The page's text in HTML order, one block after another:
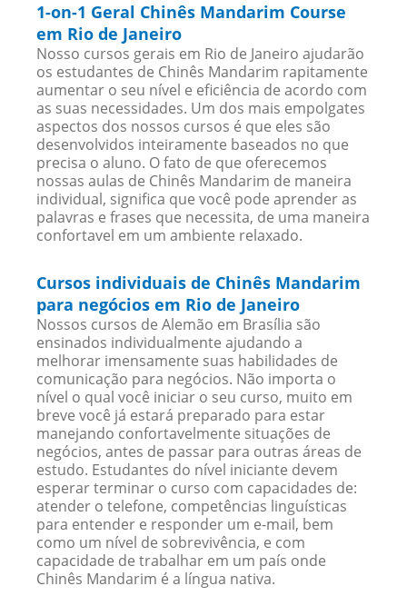
1-on-1 Geral Chinês Mandarim Course
em Rio de Janeiro
Nosso cursos gerais em Rio de Janeiro ajudarão
os estudantes de Chinês Mandarim rapitamente
aumentar o seu nível e eficiência de acordo com
as suas necessidades. Um dos mais empolgates
aspectos dos nossos cursos é que eles são
desenvolvidos inteiramente baseados no que
precisa o aluno. O fato de que oferecemos
nossas aulas de Chinês Mandarim de maneira
individual, significa que você pode aprender as
palavras e frases que necessita, de uma maneira
confortavel em um ambiente relaxado.
Cursos individuais de Chinês Mandarim
para negócios em Rio de Janeiro
Nossos cursos de Alemão em Brasília são
ensinados individualmente ajudando a
melhorar imensamente suas habilidades de
comunicação para negócios. Não importa o
nível o qual você iniciar o seu curso, muito em
breve você já estará preparado para estar
manejando confortavelmente situações de
negócios, antes de passar para outras áreas de
estudo. Estudantes do nível iniciante devem
esperar terminar o curso com capacidades de:
atender o telefone, competências linguísticas
para entender e responder um e-mail, bem
como um nível de sobrevivência, e com
capacidade de trabalhar em um país onde
Chinês Mandarim é a língua nativa.